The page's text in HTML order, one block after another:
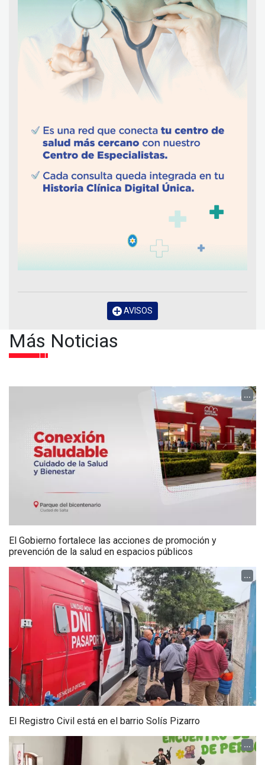
AVISOS
Más Noticias
...
El Gobierno fortalece las acciones de promoción y
prevención de la salud en espacios públicos
...
El Registro Civil está en el barrio Solís Pizarro
...